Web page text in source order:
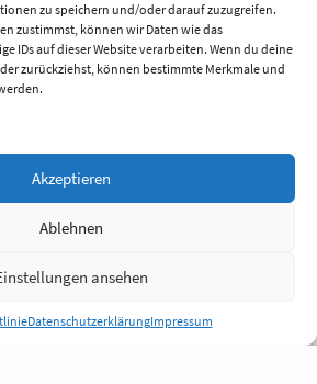
zu speichern und/oder darauf zuzugreifen.
zustimmst, können wir Daten wie das
IDs auf dieser Website verarbeiten. Wenn du deine
zurückziehst, können bestimmte Merkmale und
Akzeptieren
Ablehnen
ansehen
DatenschutzerklärungImpressum